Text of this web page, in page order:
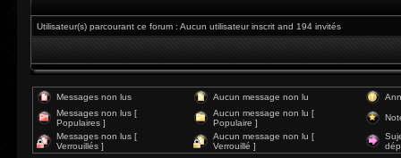
Utilisateur(s) parcourant ce forum : Aucun utilisateur inscrit and 194 invités
Messages non lus Aucun message non lu
Messages non lus [
Populaires ]
Aucun message non lu [
Populaire ]
Messages non lus [
Verrouillés ]
Aucun message non lu [
Verrouillé ]